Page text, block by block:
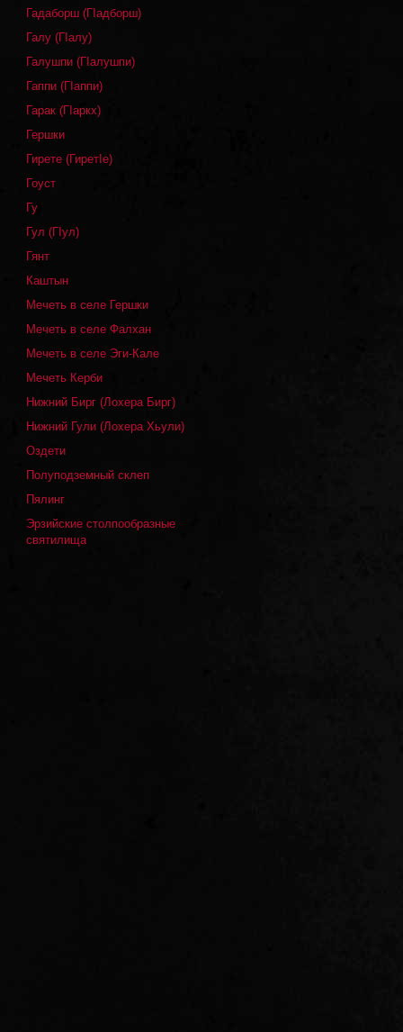
Гадаборш (ГIадборш)
Галу (ГIалу)
Галушпи (ГIалушпи)
Гаппи (ГIаппи)
Гарак (ГIаркх)
Гершки
Гирете (ГиретIе)
Гоуст
Гу
Гул (ГIул)
Гянт
Каштын
Мечеть в селе Гершки
Мечеть в селе Фалхан
Мечеть в селе Эги-Кале
Мечеть Керби
Нижний Бирг (Лохера Бирг)
Нижний Гули (Лохера Хьули)
Оздети
Полуподземный склеп
Пялинг
Эрзийские столпообразные
святилища